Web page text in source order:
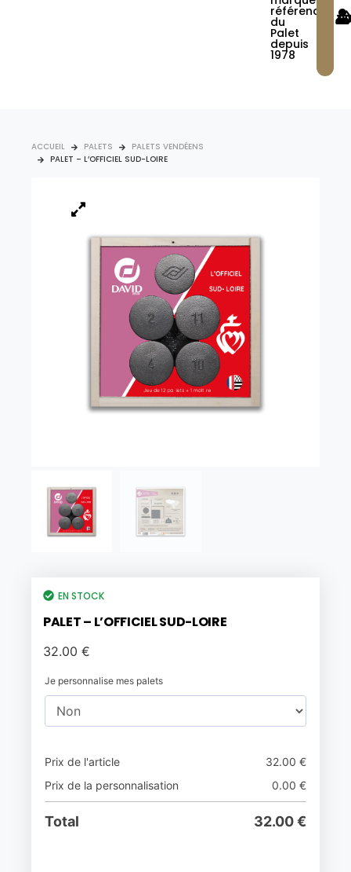
référence
du
Palet
depuis
1978
ACCUEIL PALETS
PALETS VENDÉENS
PALET – L’OFFICIEL SUD-LOIRE
EN STOCK
PALET – L’OFFICIEL SUD-LOIRE
32.00 €
Je personnalise mes palets
Prix de l'article 32.00 €
Prix de la personnalisation
0.00 €
Total 32.00€